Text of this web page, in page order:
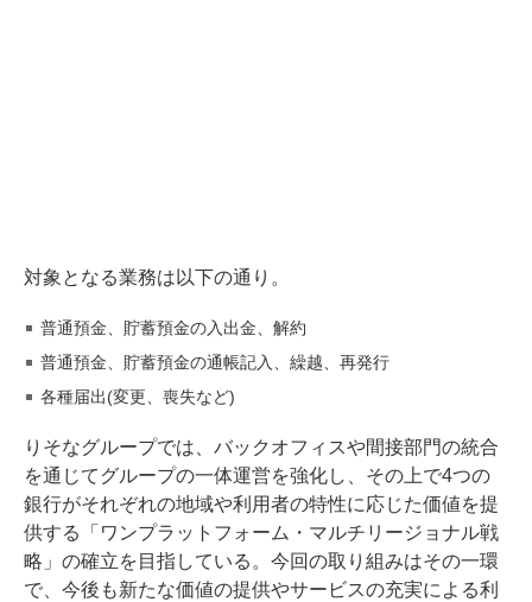
対象となる業務は以下の通り。
普通預金、貯蓄預金の入出金、解約
普通預金、貯蓄預金の通帳記入、繰越、再発行
各種届出(変更、喪失など)
りそなグループでは、バックオフィスや間接部門の統合
を通じてグループの一体運営を強化し、その上で4つの
銀行がそれぞれの地域や利用者の特性に応じた価値を提
供する「ワンプラットフォーム・マルチリージョナル戦
略」の確立を目指している。今回の取り組みはその一環
で、今後も新たな価値の提供やサービスの充実による利